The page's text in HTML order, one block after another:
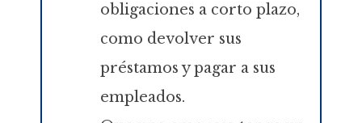
obligaciones a corto plazo,
como devolver sus
préstamos y pagar a sus
empleados.